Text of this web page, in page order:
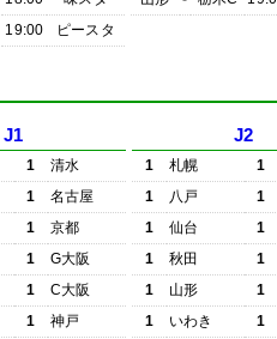
19:00 ピースタ
J1
1
清水
1
名古屋
1
京都
1
G大阪
1
C大阪
1
神戸
J2
1 札幌
1
1
八戸
1
1
仙台
1
1
秋田
1
1
山形
1
1
いわき
1